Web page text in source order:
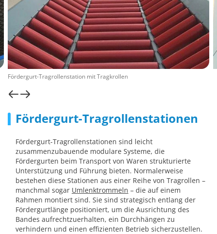
Fördergurt-Tragrollenstationen
Fördergurt-Tragrollenstationen sind leicht
zusammenzubauende modulare Systeme, die
Fördergurten beim Transport von Waren strukturierte
Unterstützung und Führung bieten. Normalerweise
bestehen diese Stationen aus einer Reihe von Tragrollen –
manchmal sogar Umlenktrommeln – die auf einem
Rahmen montiert sind. Sie sind strategisch entlang der
Fördergurtlänge positioniert, um die Ausrichtung des
Bandes aufrechtzuerhalten, ein Durchhängen zu
verhindern und einen effizienten Betrieb sicherzustellen.
Fördergurt-Tragrollenstation mit Tragkrollen